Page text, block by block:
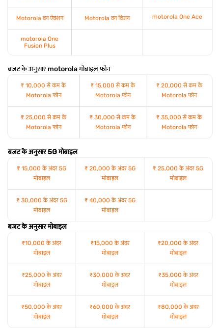
Motorola वन ऐक्शन Motorola वन विजन motorola One Ace
motorola One
Fusion Plus
बजट के अनुसार motorola मोबाइल फोन
₹ 10,000 से कम के
Motorola फोन
₹ 15,000 से कम के
Motorola फोन
₹ 20,000 से कम के
Motorola फोन
₹ 25,000 से कम के
Motorola फोन
₹ 30,000 से कम के
Motorola फोन
₹ 35,000 से कम के
Motorola फोन
बजट के अनुसार 5G मोबाइल
₹ 15,000 के अंदर 5G
मोबाइल
₹ 20,000 के अंदर 5G
मोबाइल
₹ 25,000 के अंदर 5G
मोबाइल
₹ 30,000 के अंदर 5G
मोबाइल
₹ 40,000 के अंदर 5G
मोबाइल
बजट के अनुसार मोबाइल
₹10,000 के अंदर
मोबाइल
₹15,000 के अंदर
मोबाइल
₹20,000 के अंदर
मोबाइल
₹25,000 के अंदर
मोबाइल
₹30,000 के अंदर
मोबाइल
₹35,000 के अंदर
मोबाइल
₹50,000 के अंदर
मोबाइल
₹60,000 के अंदर
मोबाइल
₹80,000 के अंदर
मोबाइल